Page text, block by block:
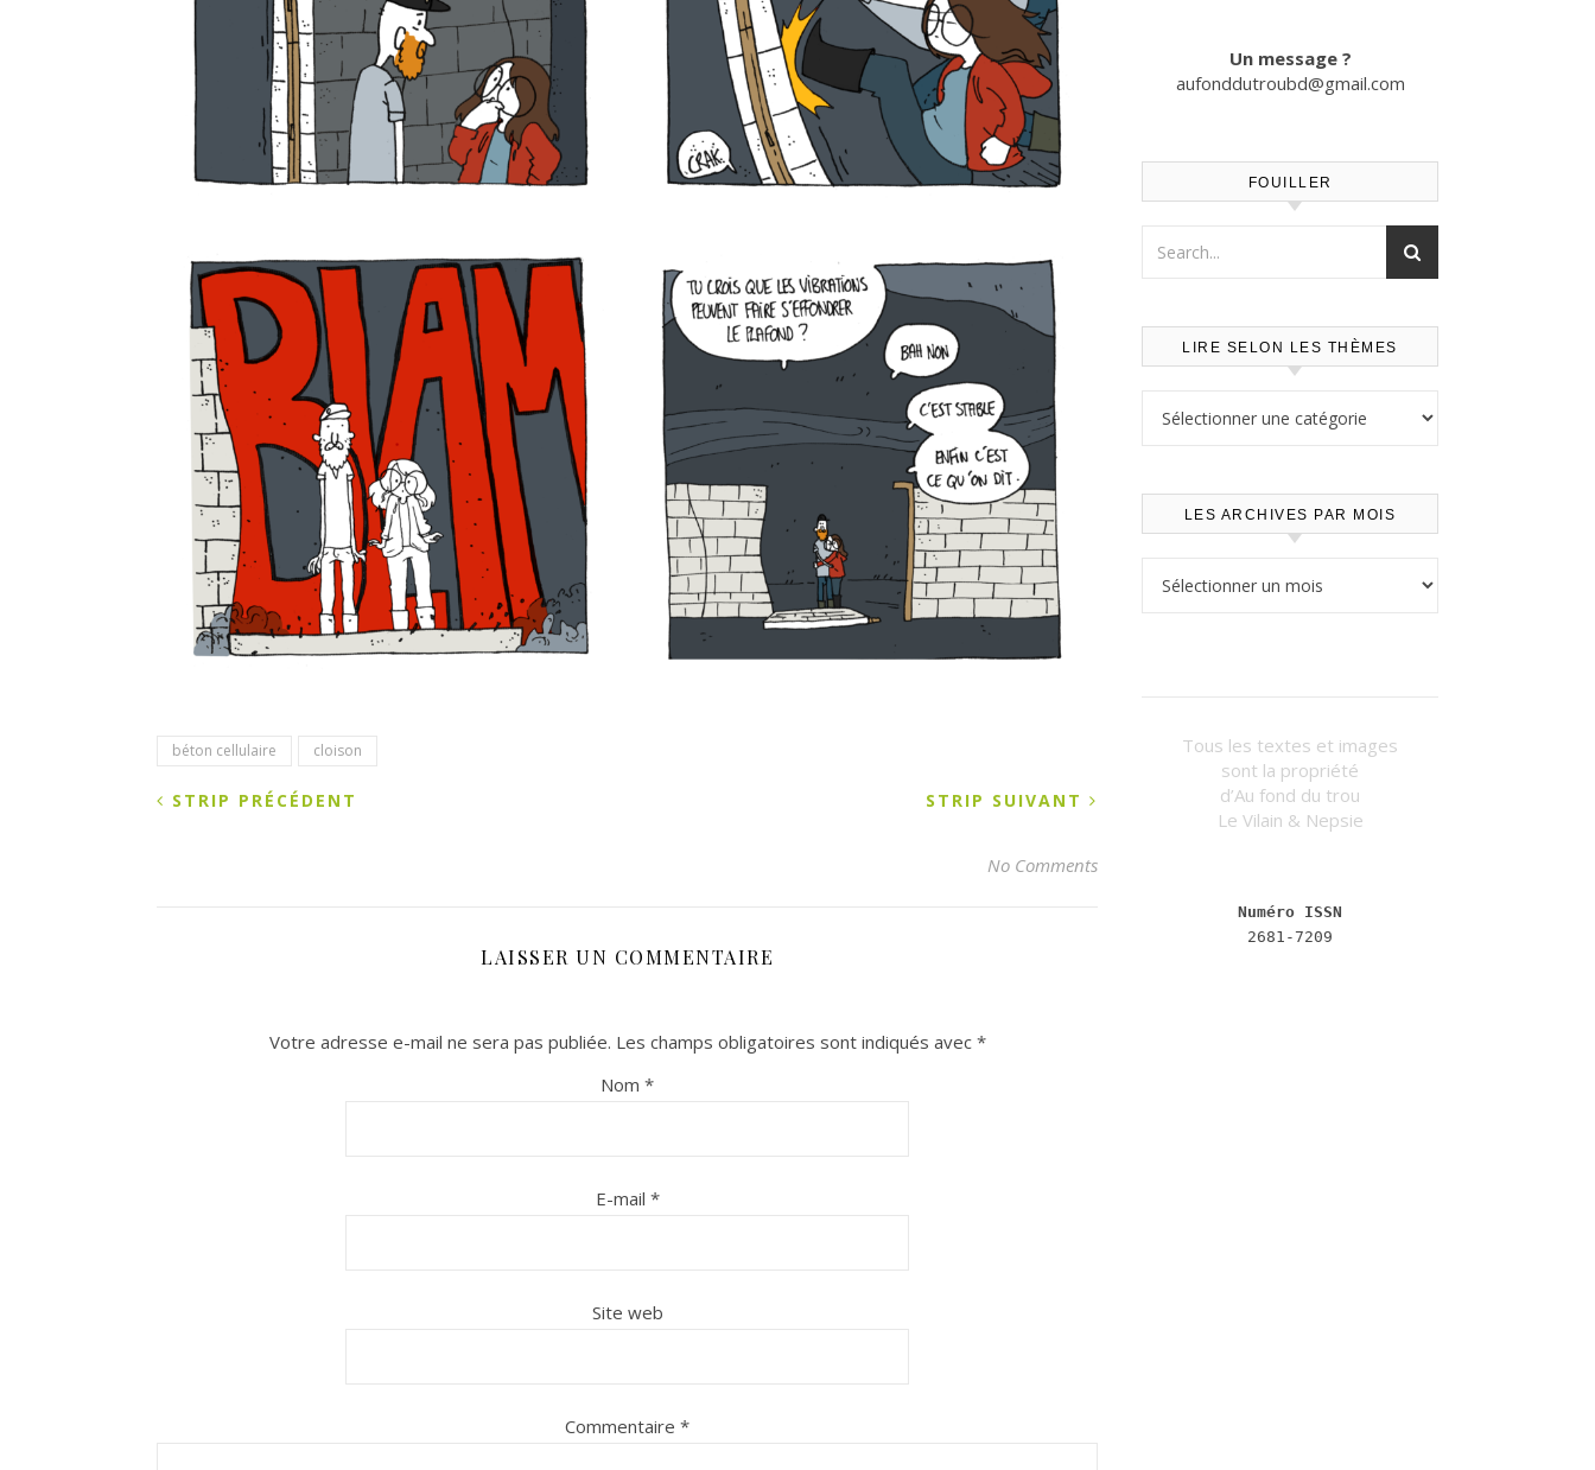
béton cellulaire cloison
STRIP SUIVANT
STRIP PRÉCÉDENT
No Comments
LAISSER UN COMMENTAIRE
Votre adresse e-mail ne sera pas publiée. Les champs obligatoires sont indiqués avec *
Nom *
E-mail *
Site web
Commentaire *
Un message ?
aufonddutroubd@gmail.com
FOUILLER
LIRE SELON LES THÈMES
LES ARCHIVES PAR MOIS
Tous les textes et images
sont la propriété
d’Au fond du trou
Le Vilain & Nepsie
Numéro ISSN
2681-7209